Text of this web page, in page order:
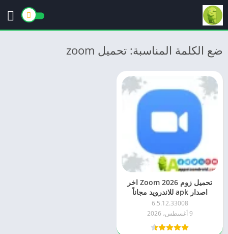
ضع الكلمة المناسبة: تحميل zoom
تحميل زوم 2026 Zoom اخر
اصدار apk للاندرويد مجاناً
6.5.12.33008
9 أغسطس، 2026